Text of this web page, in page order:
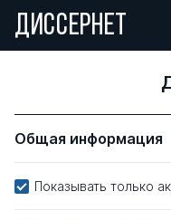
ДИССЕРНЕТ
Общая информация
Показывать только